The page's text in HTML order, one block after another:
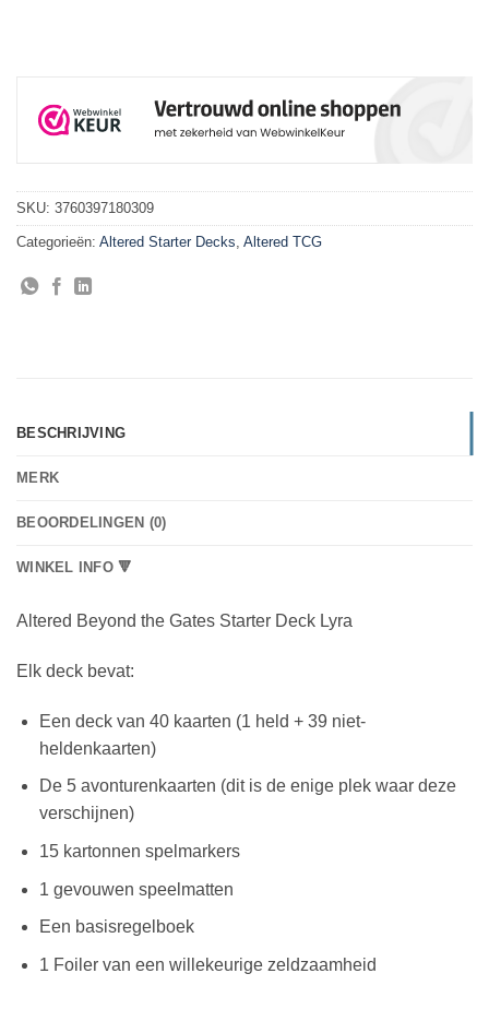
SKU: 3760397180309
Categorieën: Altered Starter Decks Altered TCG
BESCHRIJVING
MERK
BEOORDELINGEN (0)
WINKEL INFO 🔻
Altered Beyond the Gates Starter Deck Lyra
Elk deck bevat:
Een deck van 40 kaarten (1 held + 39 niet-
heldenkaarten)
De 5 avonturenkaarten (dit is de enige plek waar deze
verschijnen)
15 kartonnen spelmarkers
1 gevouwen speelmatten
Een basisregelboek
1 Foiler van een willekeurige zeldzaamheid